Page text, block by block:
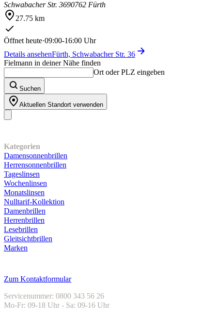
Schwabacher Str. 3690762 Fürth
27.75 km
Öffnet heute·09:00-16:00 Uhr
Details ansehenFürth, Schwabacher Str. 36
Fielmann in deiner Nähe finden
Ort oder PLZ eingeben
Suchen
Aktuellen Standort verwenden
Kategorien
Damensonnenbrillen
Herrensonnenbrillen
Tageslinsen
Wochenlinsen
Monatslinsen
Nulltarif-Kollektion
Damenbrillen
Herrenbrillen
Lesebrillen
Gleitsichtbrillen
Marken
Zum Kontaktformular
Servicenummer: 0800 343 56 26
Mo-Fr: 09-18 Uhr - Sa: 09-16 Uhr